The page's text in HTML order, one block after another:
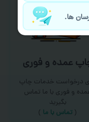
عمده و فوری
درخواست خدمات چاپ
و فوری با ما تماس
بگیرید
( تماس با ما )
ها.